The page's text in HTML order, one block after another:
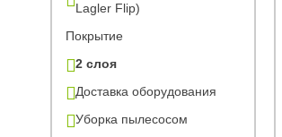
Lagler Flip)
Покрытие
2 слоя
Доставка оборудования
Уборка пылесосом